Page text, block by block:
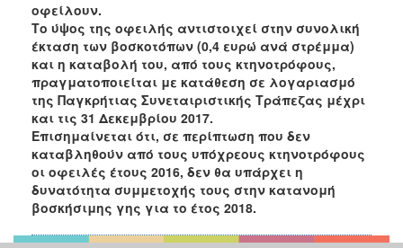
Προσχολική
Αγωγή
Κοιμητήρια
Κέντρο
Οικογένειας
ΤΟΠΟΣ
οφείλουν.
Το ύψος της οφειλής αντιστοιχεί στην συνολική
έκταση των βοσκοτόπων (0,4 ευρώ ανά στρέμμα)
και η καταβολή του, από τους κτηνοτρόφους,
πραγματοποιείται με κατάθεση σε λογαριασμό
της Παγκρήτιας Συνεταιριστικής Τράπεζας μέχρι
και τις 31 Δεκεμβρίου 2017.
Επισημαίνεται ότι, σε περίπτωση που δεν
καταβληθούν από τους υπόχρεους κτηνοτρόφους
οι οφειλές έτους 2016, δεν θα υπάρχει η
δυνατότητα συμμετοχής τους στην κατανομή
βοσκήσιμης γης για το έτος 2018.